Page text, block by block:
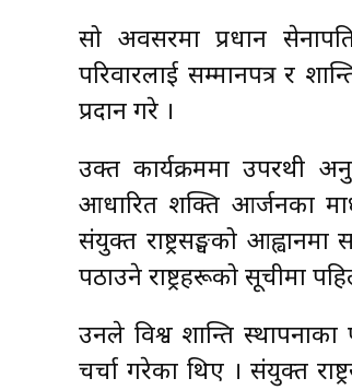
सो अवसरमा प्रधान
परिवारलाई सम्मानपत्र र
प्रदान गरे ।
उक्त कार्यक्रममा उपरथी
आधारित शक्ति आर्जनका
संयुक्त राष्ट्रसङ्घको
पठाउने राष्ट्रहरूको सूचीमा
उनले विश्व शान्ति
चर्चा गरेका थिए । संयुक्त